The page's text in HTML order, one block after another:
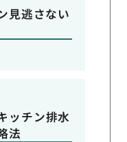
見逃さない
ッチン排水
法